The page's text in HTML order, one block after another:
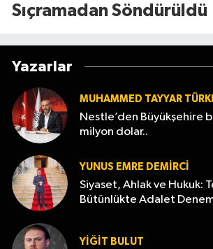
Sıçramadan Söndürüldü
Yazarlar
MUHAMMED TAYYAR
Nestle’den Büyükşehire
milyon dolar..
YUNUS EMRE DEMIRCI
Siyaset, Ahlak ve Hukuk:
Bütünlükte Adalet
YİĞİT BULUT